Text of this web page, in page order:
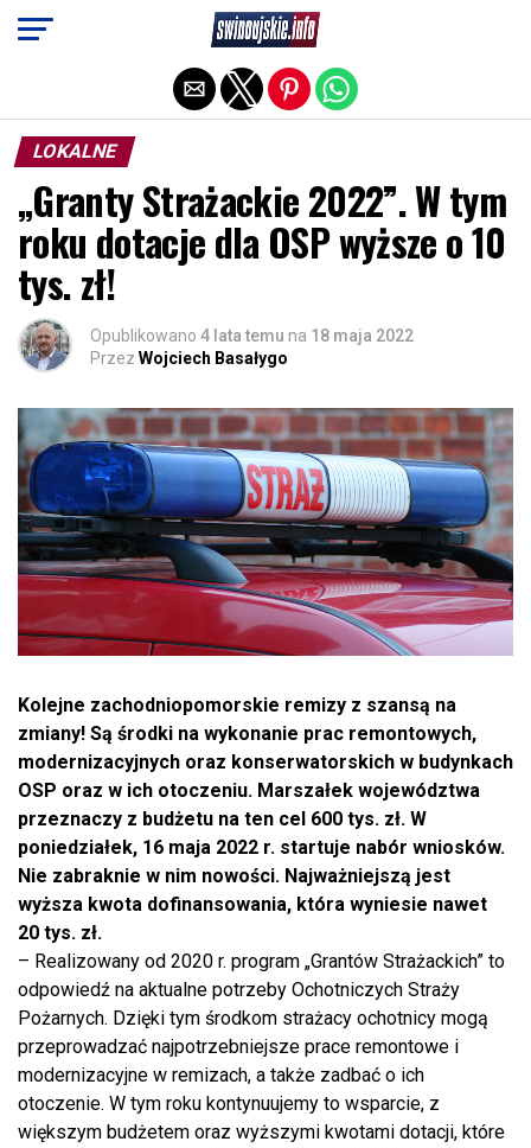
LOKALNE
„Granty Strażackie 2022”. W tym
roku dotacje dla OSP wyższe o 10
tys. zł!
Opublikowano 4 lata temu na 18 maja 2022
Przez Wojciech Basałygo
Kolejne zachodniopomorskie remizy z szansą na
zmiany! Są środki na wykonanie prac remontowych,
modernizacyjnych oraz konserwatorskich w budynkach
OSP oraz w ich otoczeniu. Marszałek województwa
przeznaczy z budżetu na ten cel 600 tys. zł. W
poniedziałek, 16 maja 2022 r. startuje nabór wniosków.
Nie zabraknie w nim nowości. Najważniejszą jest
wyższa kwota dofinansowania, która wyniesie nawet
20 tys. zł.
– Realizowany od 2020 r. program „Grantów Strażackich” to
odpowiedź na aktualne potrzeby Ochotniczych Straży
Pożarnych. Dzięki tym środkom strażacy ochotnicy mogą
przeprowadzać najpotrzebniejsze prace remontowe i
modernizacyjne w remizach, a także zadbać o ich
otoczenie. W tym roku kontynuujemy to wsparcie, z
większym budżetem oraz wyższymi kwotami dotacji, które
Exit mobile version